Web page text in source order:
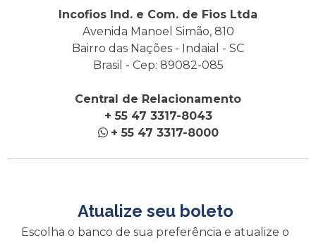
Incofios Ind. e Com. de Fios Ltda
Avenida Manoel Simão, 810
Bairro das Nações - Indaial - SC
Brasil - Cep: 89082-085
Central de Relacionamento
+ 55 47 3317-8043
+ 55 47 3317-8000
Atualize seu boleto
Escolha o banco de sua preferência e atualize o